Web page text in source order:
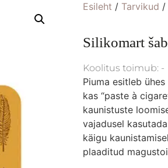
Esileht / Tarvikud /
Silikomart
Koolitus toimub: -
Piuma esitleb
kas “paste à
kaunistuste
vajadusel
käigu
plaaditud